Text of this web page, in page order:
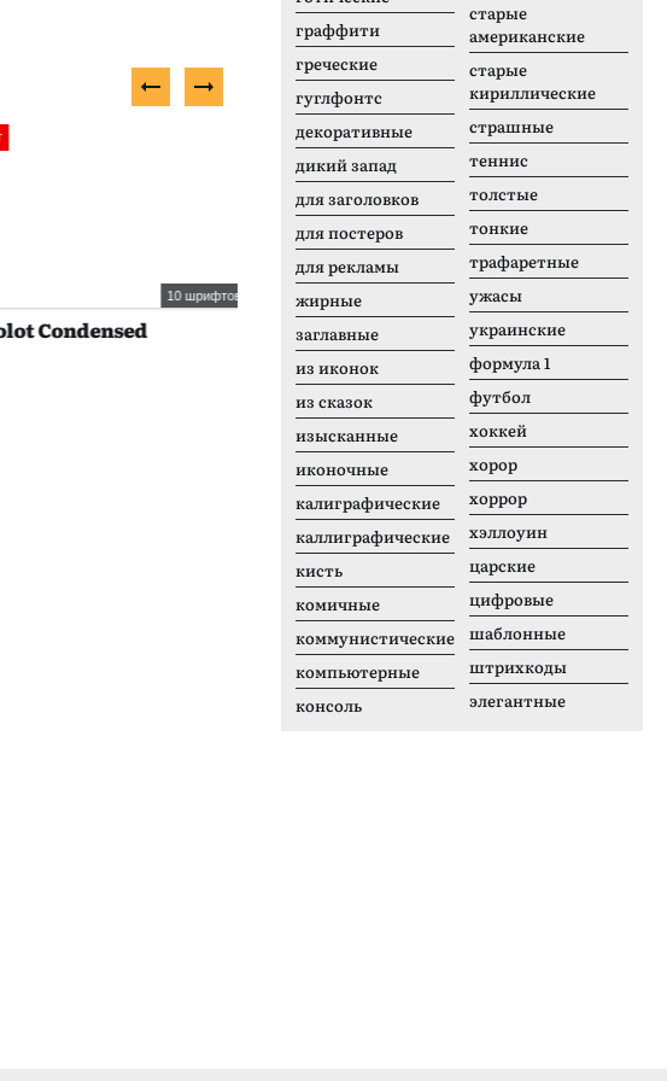
10 шрифтов
Condensed
Бесплатный шрифт
Chava
граффити
греческие
гуглфонтс
декоративные
дикий запад
для заголовков
для постеров
для рекламы
жирные
заглавные
из иконок
из сказок
изысканные
иконочные
калиграфические
каллиграфические
кисть
комичные
коммунистические
компьютерные
консоль
старые
американские
старые
кириллические
страшные
теннис
толстые
тонкие
трафаретные
ужасы
украинские
формула 1
футбол
хоккей
хорор
хоррор
хэллоуин
царские
цифровые
шаблонные
штрихкоды
элегантные